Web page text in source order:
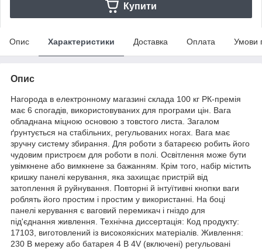
Купити
Опис Характеристики Доставка Оплата Умови
Опис
Нагорода в електронному магазині склада 100 кг РК-премія
має 6 спогадів, використовуваних для програми цін. Вага
обладнана міцною основою з товстого листа. Загалом
ґрунтується на стабільних, регульованих ногах. Вага має
зручну систему збирання. Для роботи з батареєю робить його
чудовим пристроєм для роботи в полі. Освітлення може бути
увімкнене або вимкнене за бажанням. Крім того, набір містить
кришку панелі керування, яка захищає пристрій від
затоплення й руйнування. Повторні й інтуїтивні кнопки ваги
роблять його простим і простим у використанні. На боці
панелі керування є ваговий перемикач і гніздо для
під'єднання живлення. Технічна диссертація: Код продукту:
17103, виготовлений із високоякісних матеріалів. Живлення:
230 В мережу або батарея 4 В 4V (включені) регульовані